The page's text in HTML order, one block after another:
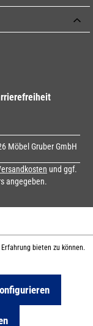
Möbel Gruber GmbH
und ggf.
angegeben.
bieten zu können.